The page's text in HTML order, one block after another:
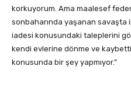
korkuyorum. Ama maalesef
sonbaharında yaşanan savaşta
iadesi konusundaki taleplerini
kendi evlerine dönme ve
konusunda bir şey yapmıyor.”